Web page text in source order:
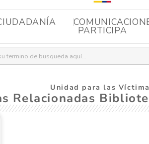
PARTICIPA
Unidad para las
Relacionadas